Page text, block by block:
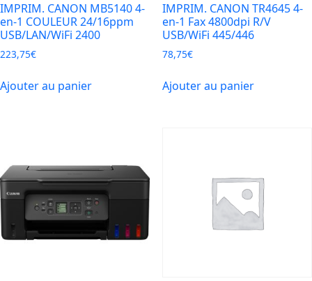
IMPRIM. CANON MB5140 4-
en-1 COULEUR 24/16ppm
USB/LAN/WiFi 2400
223,75€
Ajouter au panier
IMPRIM. CANON TR4645 4-
en-1 Fax 4800dpi R/V
USB/WiFi 445/446
78,75€
Ajouter au panier